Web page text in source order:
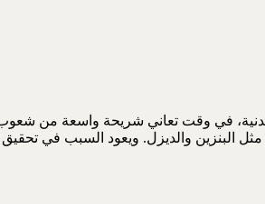
بليون دولار بحسب صحيفة «فايننشال تايمز» اللندنية، في وقت تعاني
البنزين والديزل. ويعود السبب في تحقيق